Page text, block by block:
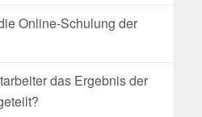
Online-Schulung der
das Ergebnis der